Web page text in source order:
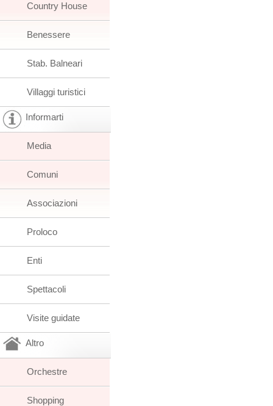
Country House
Benessere
Stab. Balneari
Villaggi turistici
Informarti
Media
Comuni
Associazioni
Proloco
Enti
Spettacoli
Visite guidate
Altro
Orchestre
Shopping